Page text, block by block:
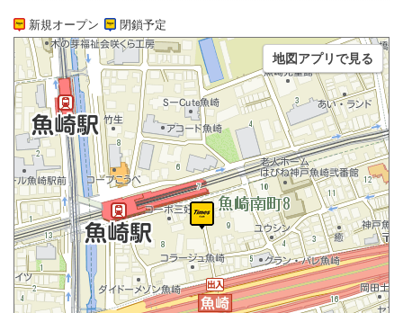
新規オープン 閉鎖予定
地図アプリで見る